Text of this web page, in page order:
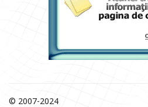
© 2007-2024